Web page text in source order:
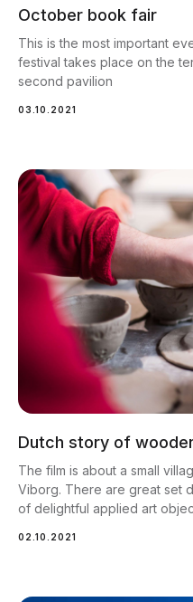
October book fair
This is the most important
festival takes place on the
second pavilion
03.10.2021
Dutch story of
The film is about a small
Viborg. There are great set
of delightful applied art
02.10.2021